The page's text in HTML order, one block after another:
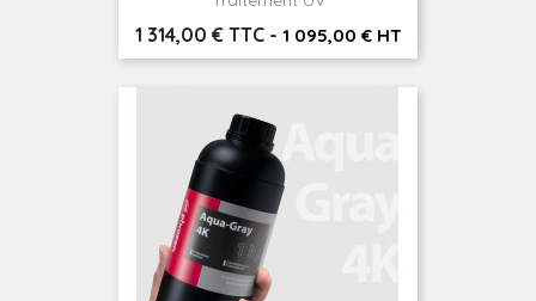
Prix
1 314,00 € TTC - 1 095,00 € HT